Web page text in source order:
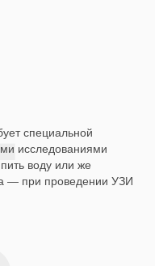
специальной
исследованиями
воду или же
— при проведении УЗИ